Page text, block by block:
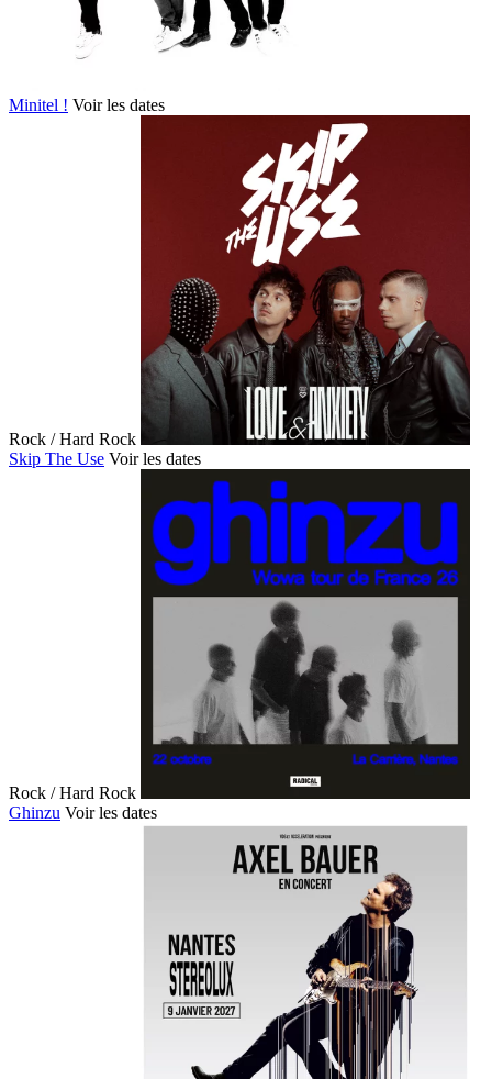
Minitel ! Voir les dates
Rock / Hard Rock
Skip The Use Voir les dates
Rock / Hard Rock
Ghinzu Voir les dates